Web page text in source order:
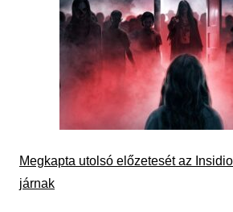
Megkapta utolsó előzetesét az
járnak